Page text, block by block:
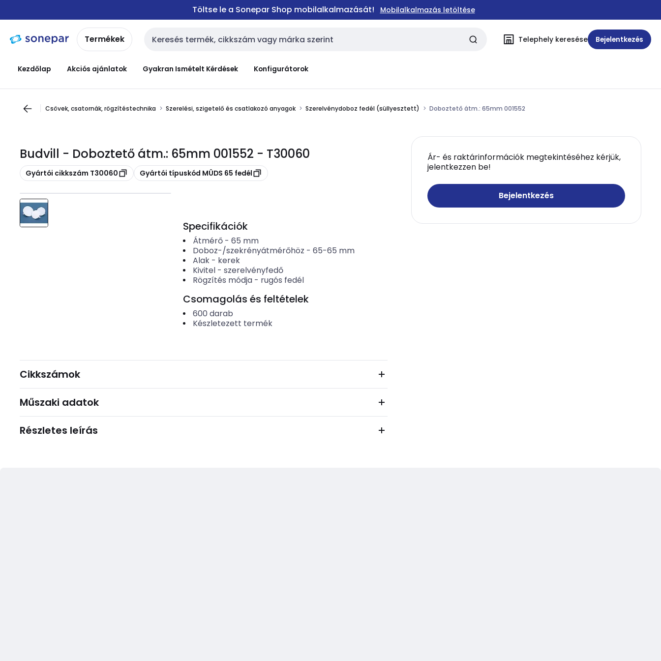
navigációhoztartalomra
Töltse le a Sonepar Shop mobilalkalmazását! Mobilalkalmazás letöltése
Termékek Keresési bemenet Telephely keresése Bejelentkezés
Kezdőlap Akciós ajánlatok Gyakran Ismételt Kérdések Konfigurátorok
Csövek, csatornák, rögzítéstechnika Szerelési, szigetelő és csatlakozó anyagok Szerelvénydoboz fedél (süllyesztett) Doboztető átm.: 65mm 001552
Budvill - Doboztető átm.: 65mm 001552 - T30060
Másolás
Gyártói cikkszám T30060 Másolás
Gyártói típuskód MÜDS 65 fedél
Ár- és raktárinformációk megtekintéséhez kérjük,
jelentkezzen be!
Bejelentkezés
Specifikációk
Átmérő- 65 mm
Doboz-/szekrényátmérőhöz - 65-65 mm
Alak- kerek
Kivitel- szerelvényfedő
Rögzítés módja- rugós fedél
Csomagolás és feltételek
600 darab
Készletezett termék
Cikkszámok
Műszaki adatok
Részletes leírás